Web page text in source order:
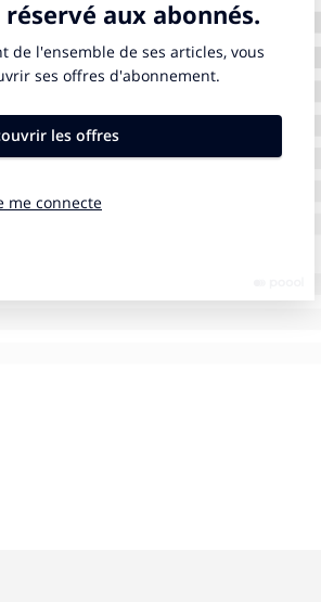
? Et quelles sont celles qui se
Web3 quand on parle des marques
Spotify, Google Podcast,